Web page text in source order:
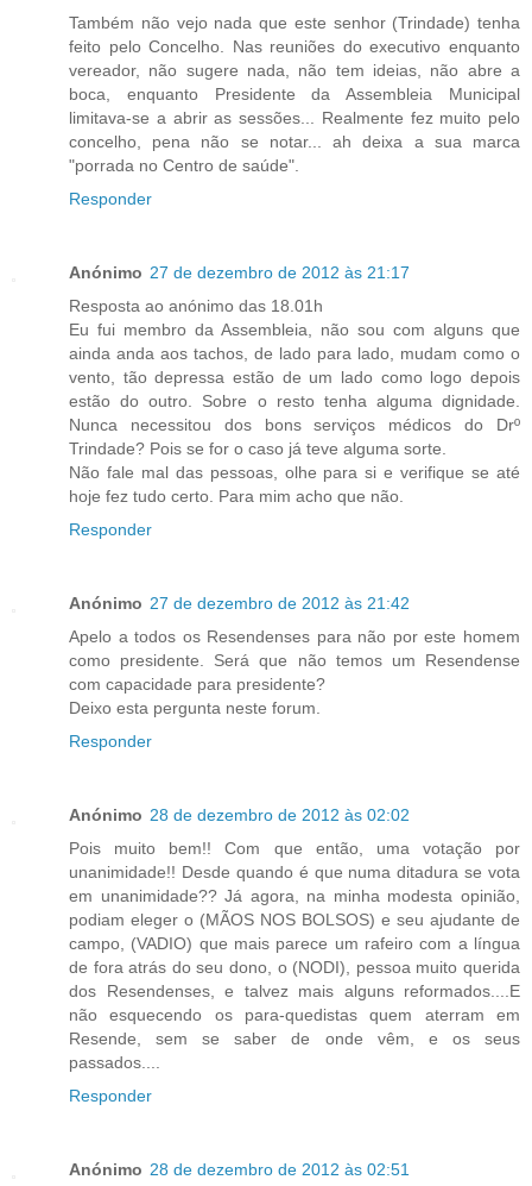
Também não vejo nada que este senhor (Trindade) tenha
feito pelo Concelho. Nas reuniões do executivo enquanto
vereador, não sugere nada, não tem ideias, não abre a
boca, enquanto Presidente da Assembleia Municipal
limitava-se a abrir as sessões... Realmente fez muito pelo
concelho, pena não se notar... ah deixa a sua marca
"porrada no Centro de saúde".
Responder
Anónimo 27 de dezembro de 2012 às 21:17
Resposta ao anónimo das 18.01h
Eu fui membro da Assembleia, não sou com alguns que
ainda anda aos tachos, de lado para lado, mudam como o
vento, tão depressa estão de um lado como logo depois
estão do outro. Sobre o resto tenha alguma dignidade.
Nunca necessitou dos bons serviços médicos do Drº
Trindade? Pois se for o caso já teve alguma sorte.
Não fale mal das pessoas, olhe para si e verifique se até
hoje fez tudo certo. Para mim acho que não.
Responder
Anónimo 27 de dezembro de 2012 às 21:42
Apelo a todos os Resendenses para não por este homem
como presidente. Será que não temos um Resendense
com capacidade para presidente?
Deixo esta pergunta neste forum.
Responder
Anónimo 28 de dezembro de 2012 às 02:02
Pois muito bem!! Com que então, uma votação por
unanimidade!! Desde quando é que numa ditadura se vota
em unanimidade?? Já agora, na minha modesta opinião,
podiam eleger o (MÃOS NOS BOLSOS) e seu ajudante de
campo, (VADIO) que mais parece um rafeiro com a língua
de fora atrás do seu dono, o (NODI), pessoa muito querida
dos Resendenses, e talvez mais alguns reformados....E
não esquecendo os para-quedistas quem aterram em
Resende, sem se saber de onde vêm, e os seus
passados....
Responder
Anónimo 28 de dezembro de 2012 às 02:51